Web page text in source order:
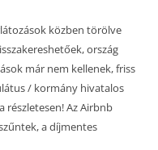
közben törölve
ország
már nem kellenek, friss
/ kormány hivatalos
részletesen! Az Airbnb
a díjmentes